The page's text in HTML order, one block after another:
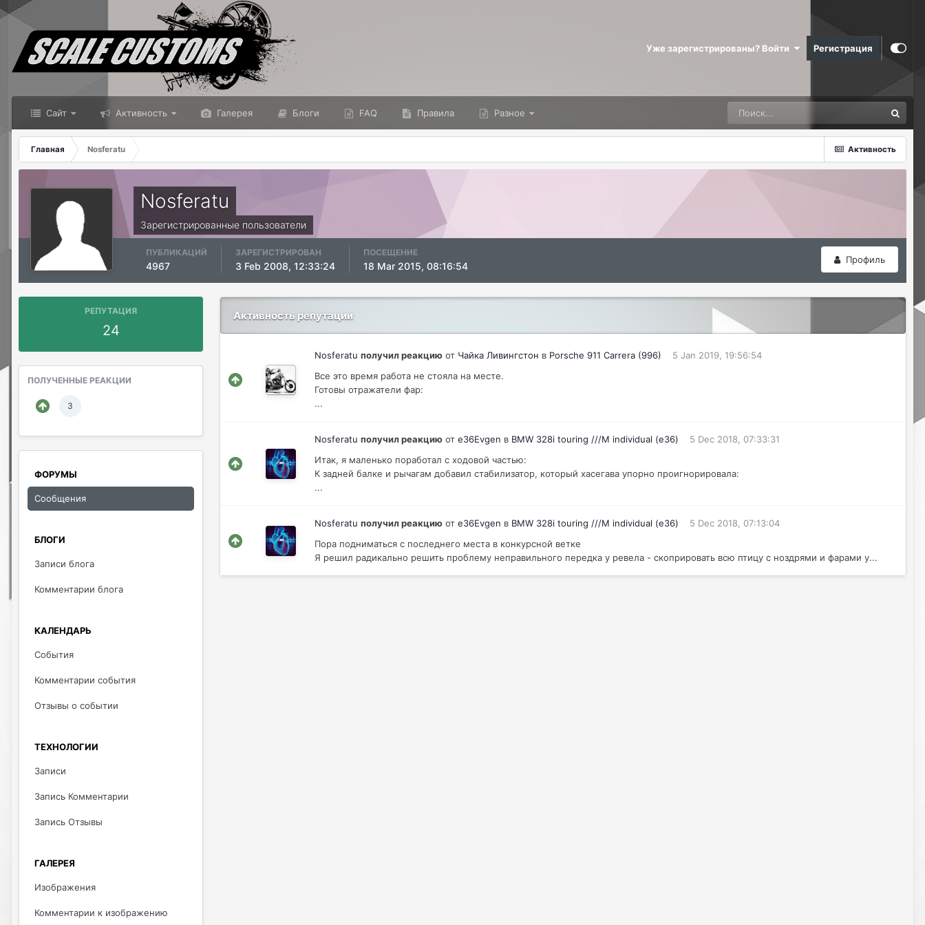
Уже зарегистрированы? Войти Регистрация
Сайт Активность Галерея Блоги FAQ Правила Разное
Активность
Главная Nosferatu
Nosferatu
Зарегистрированные пользователи
Профиль
ПУБЛИКАЦИЙ
4967
ЗАРЕГИСТРИРОВАН
3 Feb 2008, 12:33:24
ПОСЕЩЕНИЕ
18 Mar 2015, 08:16:54
РЕПУТАЦИЯ
24
ПОЛУЧЕННЫЕ РЕАКЦИИ
3
ФОРУМЫ
Сообщения
БЛОГИ
Записи блога
Комментарии блога
КАЛЕНДАРЬ
События
Комментарии события
Отзывы о событии
ТЕХНОЛОГИИ
Записи
Запись Комментарии
Запись Отзывы
ГАЛЕРЕЯ
Изображения
Комментарии к изображению
Активность репутации
Nosferatu получил реакцию от Чайка Ливингстон в Porsche 911 Carrera (996)
5 Jan 2019, 19:56:54
Все это время работа не стояла на месте.
Готовы отражатели фар:
...
Nosferatu получил реакцию от e36Evgen в BMW 328i touring ///M individual (е36)
5 Dec 2018, 07:33:31
Итак, я маленько поработал с ходовой частью:
К задней балке и рычагам добавил стабилизатор, который хасегава упорно проигнорировала:
...
Nosferatu получил реакцию от e36Evgen в BMW 328i touring ///M individual (е36)
5 Dec 2018, 07:13:04
Пора подниматься с последнего места в конкурсной ветке
Я решил радикально решить проблему неправильного передка у ревела - скоприровать всю птицу с ноздрями и фарами у...